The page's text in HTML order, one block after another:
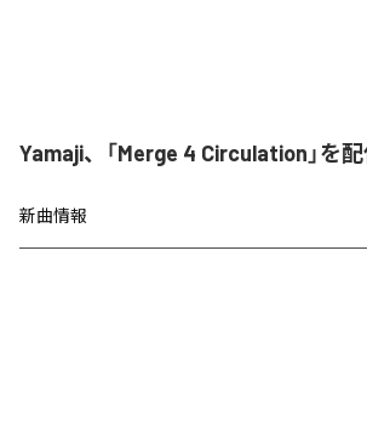
Yamaji、「Merge 4 Circulation」を
新曲情報